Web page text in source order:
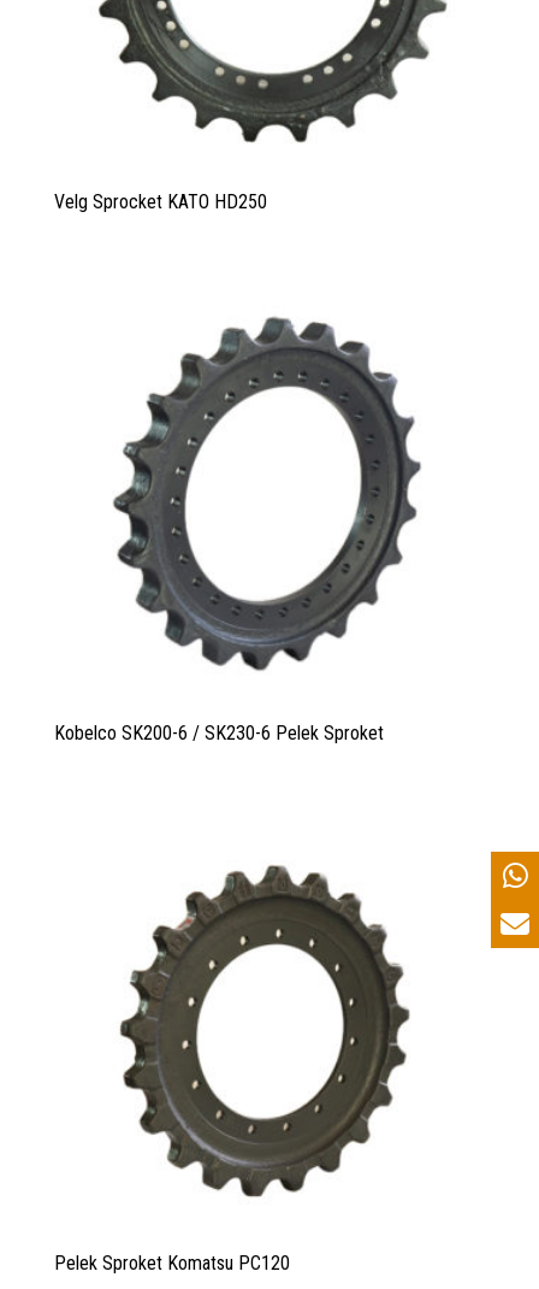
Velg Sprocket KATO HD250
Kobelco SK200-6 / SK230-6 Pelek Sproket
Pelek Sproket Komatsu PC120